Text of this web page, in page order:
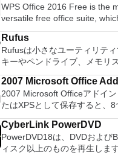
WPS Office 2016 Free is the
versatile free office suite,
free word processor,
program and presentation
these three programs you will
able to deal with any office
tasks. WPS Office 2016 Free has
multiple language support for
French, German, Spanish,
Portuguese,Russian and
languages. To switch between
languages requires only a single click!
Despite being a free suite,
comes with many innovative
Rufus
Rufusは小さなユーティリテ
キーやペンドライブ、メモリ
などの起動可能なUSBフラッ
ブをフォーマットおよび作成
Rufusは、次のシナリオで役立
Windows、Linux、および
可能なISOからUSBインスト
アを作成する必要がある場合。 OSがイ
ンストールされていないシス
する必要がある場合。 BIOSまたはその
2007 Microsoft Office
Microsoft Save as PDF
2007 Microsoft Officeアドイン
たはXPSとして保存すると、8
Microsoft Officeプログラムで
XPS形式にエクスポートして保
す。このツールを使用すると、
プログラムのサブセットで
CyberLink PowerDVD
PowerDVD18は、DVDおよび
ィスク以上のものを再生します